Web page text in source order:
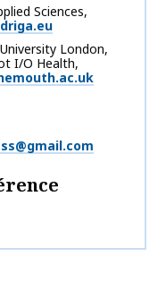
Sciences,
London,
I/O Health,